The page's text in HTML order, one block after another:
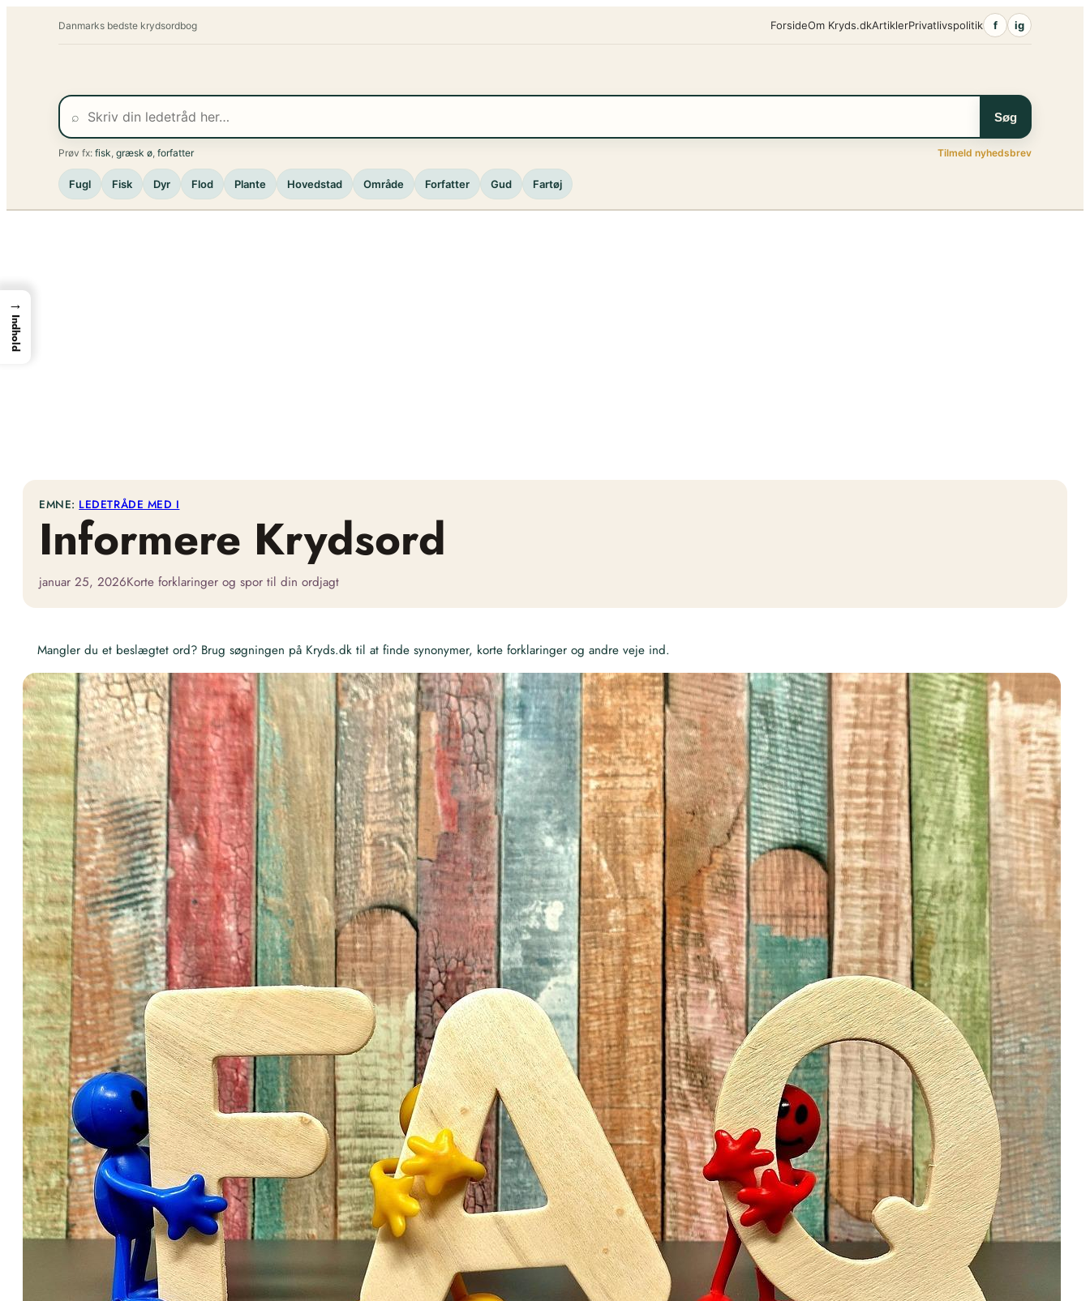
Danmarks bedste krydsordbog ForsideOm Kryds.dkArtiklerPrivatlivspolitik f ig
⌕ Søg
Prøv fx: fisk græsk ø forfatter Tilmeld nyhedsbrev
Fugl Fisk Dyr Flod Plante Hovedstad Område Forfatter Gud Fartøj
EMNE: LEDETRÅDE MED I
Informere Krydsord
januar 25, 2026Korte forklaringer og spor til din ordjagt
Mangler du et beslægtet ord? Brug søgningen på Kryds.dk til at finde synonymer, korte forklaringer og andre veje ind.
→
Indhold